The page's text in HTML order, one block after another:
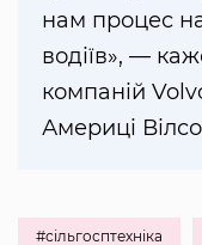
нам процес
водіїв», —
компаній
Америці
#сільгосптехніка